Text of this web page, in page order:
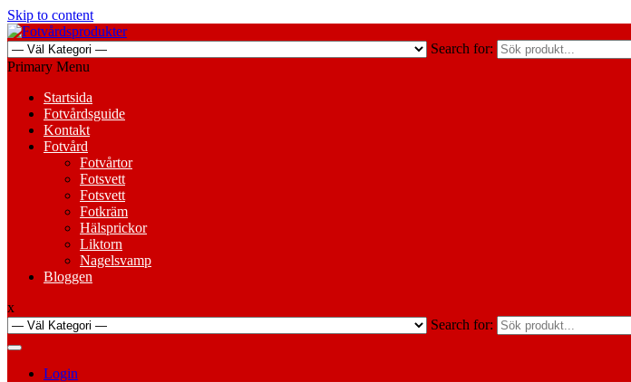
Skip to content
Search for:
Primary Menu
Startsida
Fotvårdsguide
Kontakt
Fotvård
Fotvårtor
Fotsvett
Fotsvett
Fotkräm
Hälsprickor
Liktorn
Nagelsvamp
Bloggen
x
Search for:
Login